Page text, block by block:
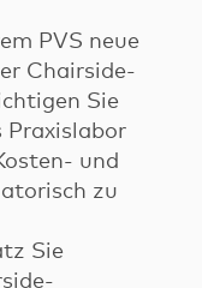
PVS neue
Chairside-
Sie
Praxislabor
und
zu
Sie